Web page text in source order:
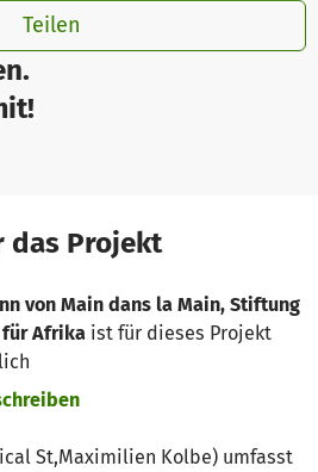
Teilen
das Projekt
von Main dans la Main, Stiftung
für Afrika ist für dieses Projekt
St,Maximilien Kolbe) umfasst